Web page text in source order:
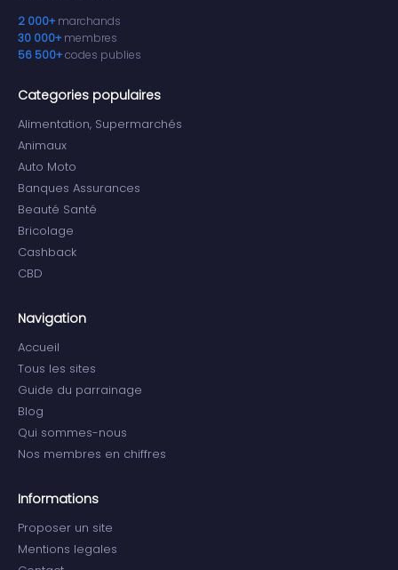
2 000+ marchands
30 000+ membres
56 500+codes publies
Categories populaires
Alimentation, Supermarchés
Animaux
Auto Moto
Banques Assurances
Beauté Santé
Bricolage
Cashback
CBD
Navigation
Accueil
Tous les sites
Guide du parrainage
Blog
Qui sommes-nous
Nos membres en chiffres
Informations
Proposer un site
Mentions legales